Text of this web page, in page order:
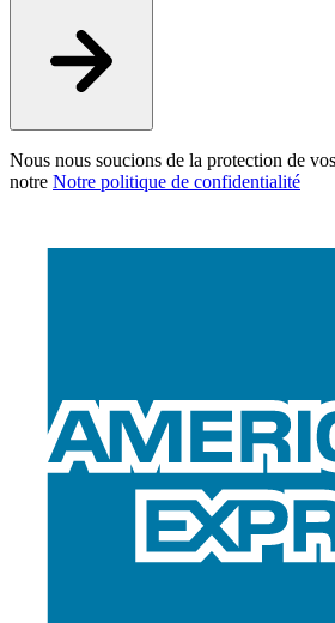
Nous nous soucions de la protection de
notre Notre politique de confidentialité